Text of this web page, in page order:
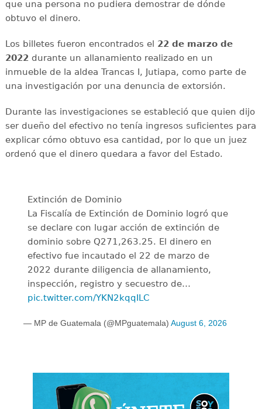
que una persona no pudiera demostrar de dónde
obtuvo el dinero.
Los billetes fueron encontrados el 22 de marzo de
2022durante un allanamiento realizado en un
inmueble de la aldea Trancas I, Jutiapa, como parte de
una investigación por una denuncia de extorsión.
Durante las investigaciones se estableció que quien dijo
ser dueño del efectivo no tenía ingresos suficientes para
explicar cómo obtuvo esa cantidad, por lo que un juez
ordenó que el dinero quedara a favor del Estado.
Extinción de Dominio
La Fiscalía de Extinción de Dominio logró que
se declare con lugar acción de extinción de
dominio sobre Q271,263.25. El dinero en
efectivo fue incautado el 22 de marzo de
2022 durante diligencia de allanamiento,
inspección, registro y secuestro de…
pic.twitter.com/YKN2kqqILC
— MP de Guatemala (@MPguatemala) August 6, 2026